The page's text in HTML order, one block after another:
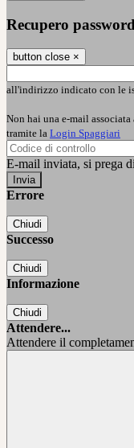
Recupero password
button close ×
all'indirizzo indicato con le
Non hai una e-mail
tramite la Login Spaggiari
E-mail inviata, si prega
Errore
Chiudi
Successo
Chiudi
Informazione
Chiudi
Attendere...
Attendere il